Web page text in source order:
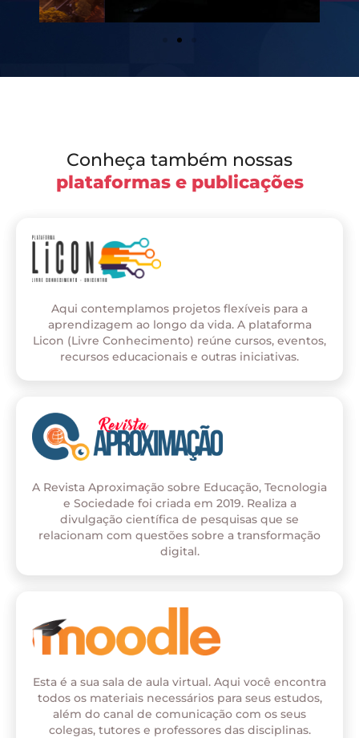
Conheça também nossas
plataformas e publicações
Aqui contemplamos projetos flexíveis para a
aprendizagem ao longo da vida. A plataforma
Licon (Livre Conhecimento) reúne cursos, eventos,
recursos educacionais e outras iniciativas.
A Revista Aproximação sobre Educação, Tecnologia
e Sociedade foi criada em 2019. Realiza a
divulgação científica de pesquisas que se
relacionam com questões sobre a transformação
digital.
Esta é a sua sala de aula virtual. Aqui você encontra
todos os materiais necessários para seus estudos,
além do canal de comunicação com os seus
colegas, tutores e professores das disciplinas.